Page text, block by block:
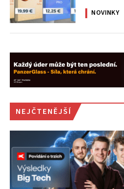
NOVINKY
NEJČTENĚJŠÍ